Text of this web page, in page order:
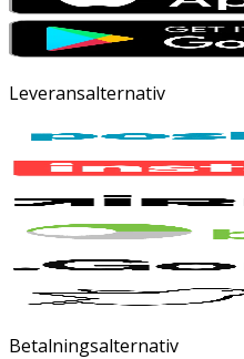
Leveransalternativ
Betalningsalternativ